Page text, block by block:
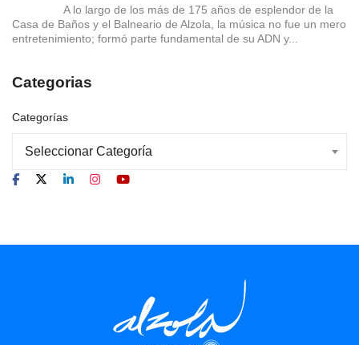
A lo largo de los más de 175 años de esplendor de la
Casa de Baños y el Balneario de Alzola, la música no fue un mero
entretenimiento; formó parte fundamental de su ADN y...
Categorias
Categorías
Seleccionar Categoría